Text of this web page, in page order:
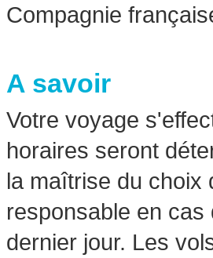
Compagnie
A savoir
Votre voyage
horaires seront
la maîtrise du choix
responsable en
dernier jour. Les